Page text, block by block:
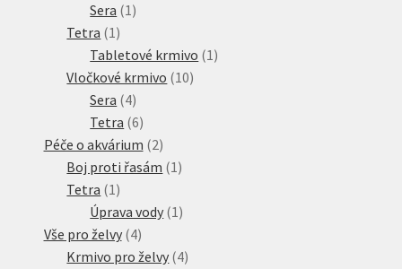
Sera 1 1
Tetra 1 1
produkt
Tabletové krmivo 1 1
Vločkové krmivo 1010
Sera 44
produkty
Tetra 66
produktů
Péče o akvárium 22
produkty
Boj proti řasám 1 1
Tetra 1 1
produkt
Úprava vody 1 1
Vše pro želvy 44
produkty
Krmivo pro želvy 44